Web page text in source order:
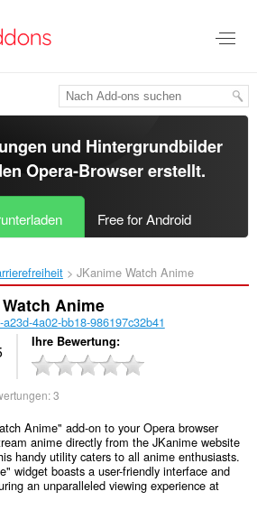
und Hintergrundbilder
Opera-Browsererstellt.
Free for Android
JKanime Watch Anime‎
Anime
4a02-bb18-986197c32b41
Ihre Bewertung
3
Anime" add-on to your Opera browser
anime directly from the JKanime website
handy utility caters to all anime enthusiasts.
widget boasts a user-friendly interface and
an unparalleled viewing experience at